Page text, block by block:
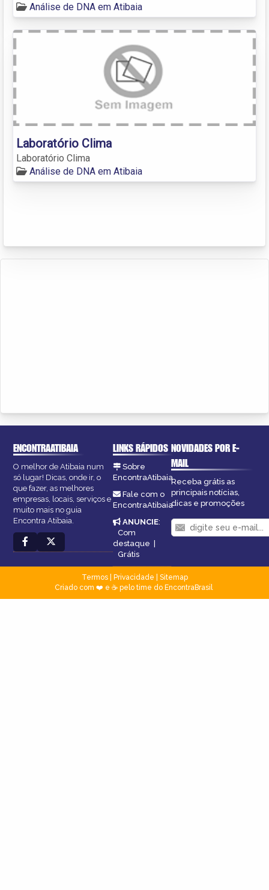
Análise de DNA em Atibaia
Laboratório Clima
Laboratório Clima
Análise de DNA em Atibaia
ENCONTRAATIBAIA
O melhor de Atibaia num
só lugar! Dicas, onde ir, o
que fazer, as melhores
empresas, locais, serviços e
muito mais no guia
Encontra Atibaia.
LINKS RÁPIDOS
Sobre
EncontraAtibaia
Fale com o
EncontraAtibaia
ANUNCIE:
Com
destaque |
Grátis
NOVIDADES POR E-
MAIL
Receba grátis as
principais notícias,
dicas e promoções
Termos| Privacidade
Sitemap
Criado com ❤️ e ☕ pelo time do EncontraBrasil